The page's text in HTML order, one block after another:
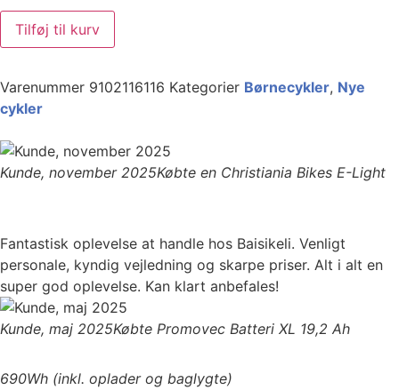
Tilføj til kurv
Varenummer 9102116116 Kategorier Børnecykler, Nye
cykler
Kunde, november 2025Købte en Christiania Bikes E-Light
Fantastisk oplevelse at handle hos Baisikeli. Venligt
personale, kyndig vejledning og skarpe priser. Alt i alt en
super god oplevelse. Kan klart anbefales!
Kunde, maj 2025Købte Promovec Batteri XL 19,2 Ah
690Wh (inkl. oplader og baglygte)